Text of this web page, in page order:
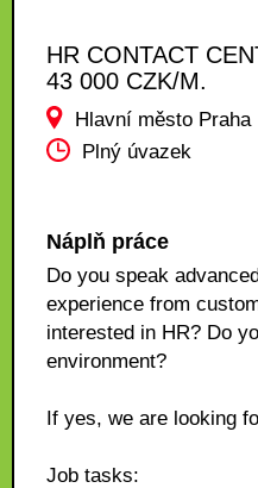
HR CONTACT
43 000 CZK/M.
Hlavní město Praha
Plný úvazek
Náplň práce
Do you speak
experience from
interested in HR? Do
environment?
If yes, we are looking
Job tasks: